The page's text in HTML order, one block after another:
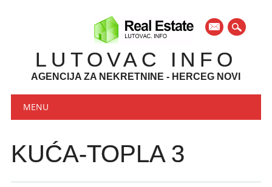
mail
LUTOVAC INFO
AGENCIJA ZA NEKRETNINE - HERCEG NOVI
Main menu
MENU
KUĆA-TOPLA 3